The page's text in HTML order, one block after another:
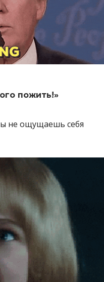
пожить!»
не ощущаешь себя